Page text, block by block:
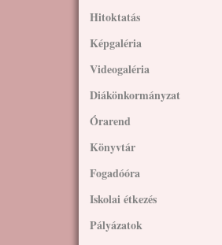
Hitoktatás
Képgaléria
Videogaléria
Diákönkormányzat
Órarend
Könyvtár
Fogadóóra
Iskolai étkezés
Pályázatok